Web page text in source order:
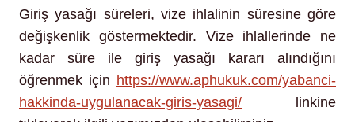
Giriş yasağı süreleri, vize ihlalinin süresine göre
değişkenlik göstermektedir. Vize ihlallerinde ne
kadar süre ile giriş yasağı kararı alındığını
öğrenmek için https://www.aphukuk.com/yabanci-
hakkinda-uygulanacak-giris-yasagi/ linkine